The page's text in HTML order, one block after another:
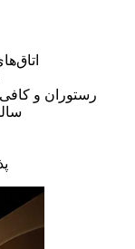
رستوران و